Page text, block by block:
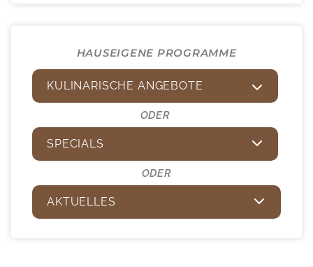
HAUSEIGENE PROGRAMME
KULINARISCHE ANGEBOTE
ODER
SPECIALS
ODER
AKTUELLES